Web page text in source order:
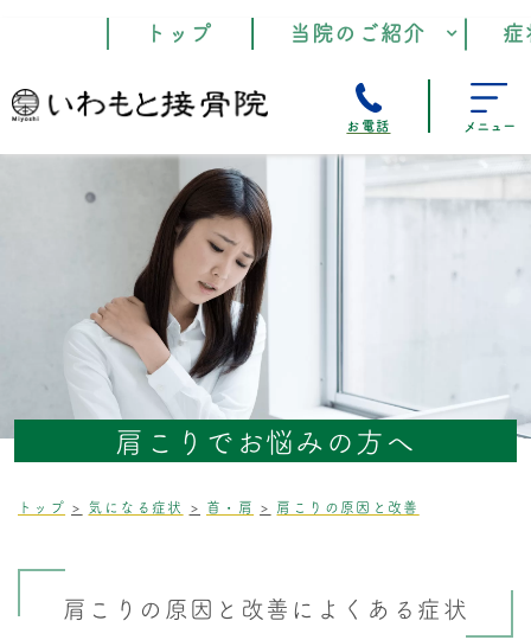
トップ 当院のご紹介
お電話 メニュー
肩こりでお悩みの方へ
トップ 気になる症状 首・肩 肩こりの原因と改善
肩こりの原因と改善によくある症状